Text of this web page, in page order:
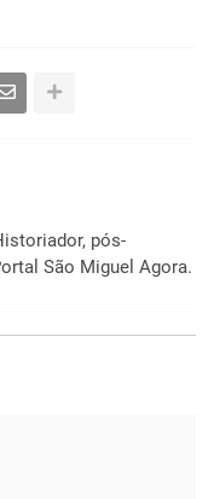
pós-
São Miguel Agora.